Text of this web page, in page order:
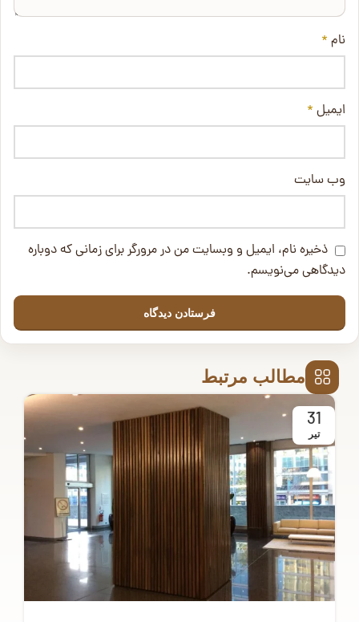
نام *
ایمیل *
وب‌ سایت
ذخیره نام، ایمیل و وبسایت من در مرورگر برای زمانی که دوباره
دیدگاهی می‌نویسم.
مطالب مرتبط
31
تیر